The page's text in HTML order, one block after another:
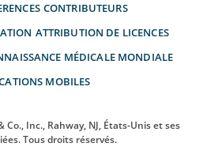
CONTRIBUTEURS
ATTRIBUTION DE LICENCES
MÉDICALE MONDIALE
MOBILES
Co., Inc., Rahway, NJ, États-Unis et ses
Tous droits réservés.